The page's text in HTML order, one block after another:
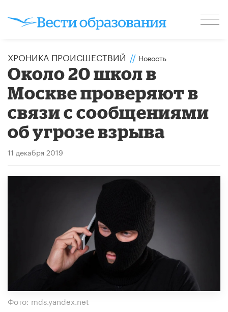
ХРОНИКА ПРОИСШЕСТВИЙ // Новость
Около 20 школ в
Москве проверяют в
связи с сообщениями
об угрозе взрыва
11 декабря 2019
Фото: mds.yandex.net